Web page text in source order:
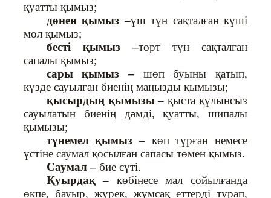
қуатты қымыз;
дөнен қымыз –үш түн сақталған күші
мол қымыз;
бесті қымыз –төрт түн сақталған
сапалы қымыз;
сары қымыз – шөп буыны қатып,
күзде сауылған биенің маңызды қымызы;
қысырдың қымызы –қыста құлынсыз
сауылатын биенің дәмді, қуатты, шипалы
қымызы;
түнемел қымыз – көп тұрған немесе
үстіне саумал қосылған сапасы төмен қымыз.
Саумал – бие сүті.
Қуырдақ – көбінесе мал сойылғанда
өкпе, бауыр, жүрек, жұмсақ еттерді турап,